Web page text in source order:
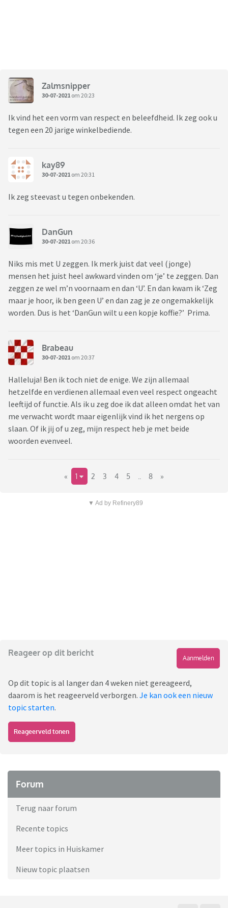
Zalmsnipper
30-07-2021 om 20:23
Ik vind het een vorm van respect en beleefdheid. Ik zeg ook u
tegen een 20 jarige winkelbediende.
kay89
30-07-2021 om 20:31
Ik zeg steevast u tegen onbekenden.
DanGun
30-07-2021 om 20:36
Niks mis met U zeggen. Ik merk juist dat veel (jonge)
mensen het juist heel awkward vinden om ‘je’ te zeggen. Dan
zeggen ze wel m’n voornaam en dan ‘U’. En dan kwam ik ‘Zeg
maar je hoor, ik ben geen U’ en dan zag je ze ongemakkelijk
worden. Dus is het ‘DanGun wilt u een kopje koffie?’ Prima.
Brabeau
30-07-2021 om 20:37
Halleluja! Ben ik toch niet de enige. We zijn allemaal
hetzelfde en verdienen allemaal even veel respect ongeacht
leeftijd of functie. Als ik u zeg doe ik dat alleen omdat het van
me verwacht wordt maar eigenlijk vind ik het nergens op
slaan. Of ik jij of u zeg, mijn respect heb je met beide
woorden evenveel.
« 1 2 3 4 5 8 »
▼ Ad by Refinery89
Reageer op dit bericht
Aanmelden
Op dit topic is al langer dan 4 weken niet gereageerd,
daarom is het reageerveld verborgen. Je kan ook een nieuw
topic starten.
Reageerveld tonen
Forum
Terug naar forum
Recente topics
Meer topics in Huiskamer
Nieuw topic plaatsen